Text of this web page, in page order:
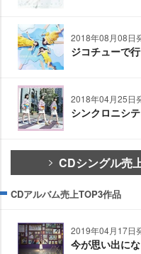
2018年08月08日
ジコチューで
2018年04月25日
シンクロニシ
CDシングル売
CDアルバム売上TOP3作品
2019年04月17日
今が思い出に